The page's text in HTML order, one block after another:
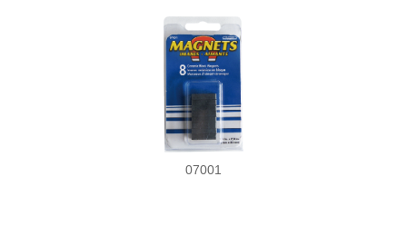
07001